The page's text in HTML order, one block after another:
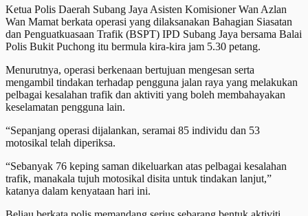
Ketua Polis Daerah Subang Jaya Asisten Komisioner Wan Azlan
Wan Mamat berkata operasi yang dilaksanakan Bahagian Siasatan
dan Penguatkuasaan Trafik (BSPT) IPD Subang Jaya bersama Balai
Polis Bukit Puchong itu bermula kira-kira jam 5.30 petang.
Menurutnya, operasi berkenaan bertujuan mengesan serta
mengambil tindakan terhadap pengguna jalan raya yang melakukan
pelbagai kesalahan trafik dan aktiviti yang boleh membahayakan
keselamatan pengguna lain.
“Sepanjang operasi dijalankan, seramai 85 individu dan 53
motosikal telah diperiksa.
“Sebanyak 76 keping saman dikeluarkan atas pelbagai kesalahan
trafik, manakala tujuh motosikal disita untuk tindakan lanjut,”
katanya dalam kenyataan hari ini.